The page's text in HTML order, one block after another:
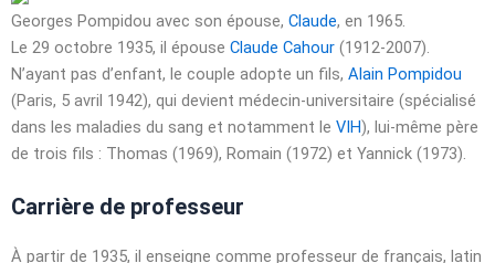
Georges Pompidou avec son épouse, Claude, en 1965.
Le 29 octobre 1935, il épouse Claude Cahour (1912-2007).
N’ayant pas d’enfant, le couple adopte un fils, Alain Pompidou
(Paris, 5 avril 1942), qui devient médecin-universitaire (spécialisé
dans les maladies du sang et notamment le VIH), lui-même père
de trois fils : Thomas (1969), Romain (1972) et Yannick (1973).
Carrière de professeur
À partir de 1935, il enseigne comme professeur de français, latin